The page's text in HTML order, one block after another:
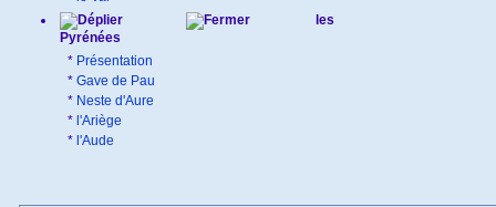
les
Pyrénées
* Présentation
* Gave de Pau
* Neste d'Aure
* l'Ariège
* l'Aude